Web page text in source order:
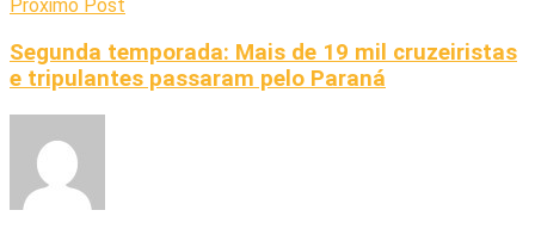
Próximo Post
Segunda temporada: Mais de 19 mil cruzeiristas
e tripulantes passaram pelo Paraná